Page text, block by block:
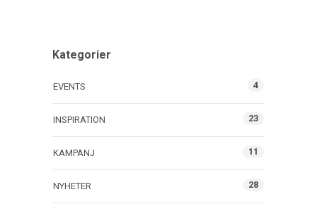
Kategorier
EVENTS 4
INSPIRATION 23
KAMPANJ 11
NYHETER 28